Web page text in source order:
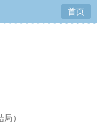
首页
）